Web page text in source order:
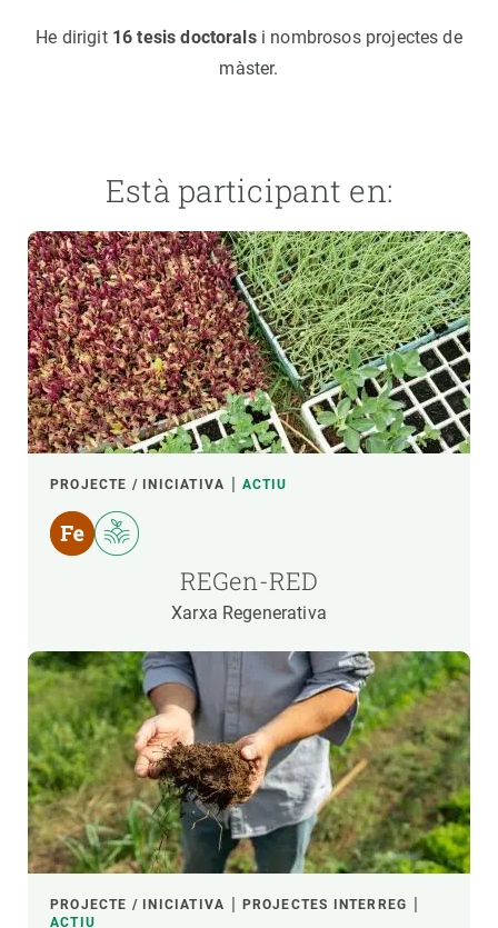
He dirigit 16 tesis doctoralsi nombrosos projectes de
màster.
Està participant en:
PROJECTE / INICIATIVA ACTIU
REGen-RED
Xarxa Regenerativa
PROJECTE / INICIATIVA
PROJECTES INTERREG
ACTIU